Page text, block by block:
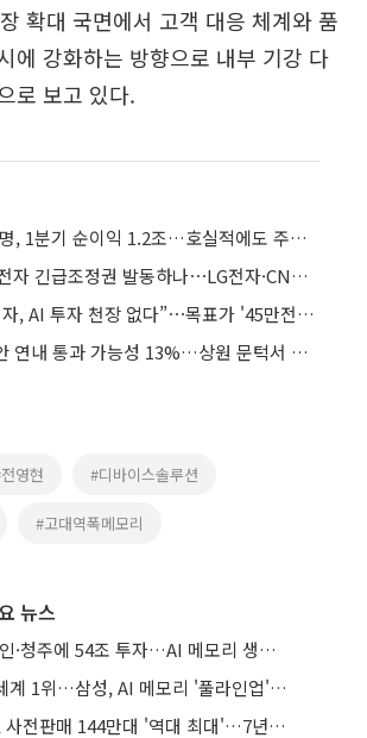
확대 국면에서 고객 대응 체계와 품
에 강화하는 방향으로 내부 기강 다
로 보고 있다.
iM증권 "삼성생명, 1분기 순이익 1.2조…호실적에도 주가 변수는 삼성전자"
‘노사갈등’ 삼성전자 긴급조정권 발동하나⋯LG전자·CNS 강세
KB증권 “삼성전자, AI 투자 천장 없다”⋯목표가 '45만전자' 상향
美 클래리티 법안 연내 통과 가능성 13%…상원 문턱서 제동
영현 #디바이스솔루션
#고대역폭메모리
뉴스
SK하이닉스, 용인·청주에 54조 투자…AI 메모리 생산기지 키운다
D램·낸드 모두 세계 1위…삼성, AI 메모리 '풀라인업'으로 승부
갤럭시 Z 폴드8, 사전판매 144만대 '역대 최대'…7년만에 갤노트10 기록 넘어